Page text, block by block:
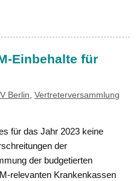
Einbehalte für
Berlin,Vertreterversammlung
für das Jahr 2023 keine
der
der budgetierten
relevanten Krankenkassen